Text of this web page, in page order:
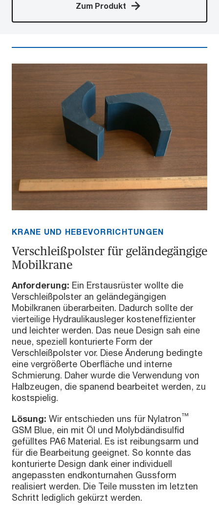
Zum Produkt
KRANE UND HEBEVORRICHTUNGEN
Verschleißpolster für geländegängige
Mobilkrane
Anforderung: Ein Erstausrüster wollte die
Verschleißpolster an geländegängigen
Mobilkranen überarbeiten. Dadurch sollte der
vierteilige Hydraulikausleger kosteneffizienter
und leichter werden. Das neue Design sah eine
neue, speziell konturierte Form der
Verschleißpolster vor. Diese Änderung bedingte
eine vergrößerte Oberfläche und interne
Schmierung. Daher wurde die Verwendung von
Halbzeugen, die spanend bearbeitet werden, zu
kostspielig.
Lösung: Wir entschieden uns für Nylatron™
GSM Blue, ein mit Öl und Molybdändisulfid
gefülltes PA6 Material. Es ist reibungsarm und
für die Bearbeitung geeignet. So konnte das
konturierte Design dank einer individuell
angepassten endkonturnahen Gussform
realisiert werden. Die Teile mussten im letzten
Schritt lediglich gekürzt werden.